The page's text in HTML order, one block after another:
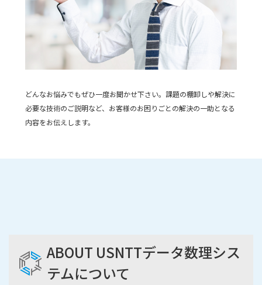
どんなお悩みでもぜひ一度お聞かせ下さい。課題の棚卸しや解決に
必要な技術のご説明など、お客様のお困りごとの解決の一助となる
内容をお伝えします。
ABOUT USNTTデータ数理シス
テムについて